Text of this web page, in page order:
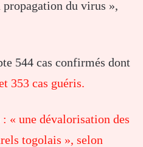
du virus »,
544 cas confirmés dont
353 cas guéris.
« une dévalorisation des
togolais », selon